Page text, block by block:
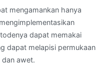
mengamankan hanya
dapat memakai
dapat melapisi permukaan
dan awet.